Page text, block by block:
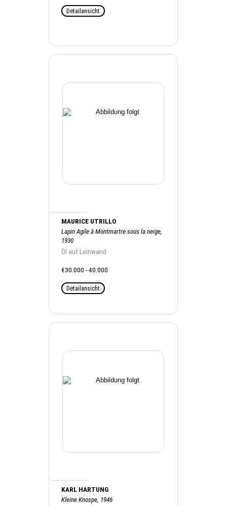
Detailansicht
MAURICE UTRILLO
Lapin Agile à Montmartre sous la neige,
1930
Öl auf Leinwand
€30.000 - 40.000
Detailansicht
KARL HARTUNG
Kleine Knospe, 1946